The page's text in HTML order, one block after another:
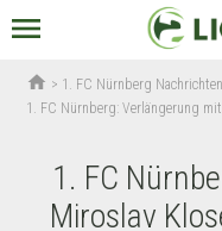
menu
home > 1. FC Nürnberg
1. FC Nürnberg: Verlängerung
1. FC
Miroslav